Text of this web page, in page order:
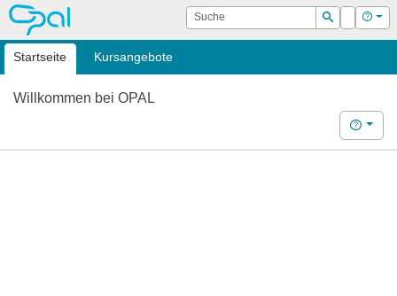
OPAL Suche
Suchen
Login Hilfe
Startseite Kursangebote
Willkommen bei OPAL
Hilfe